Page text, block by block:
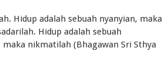
Hidup adalah sebuah nyanyian, maka
Hidup adalah sebuah
nikmatilah (Bhagawan Sri Sthya